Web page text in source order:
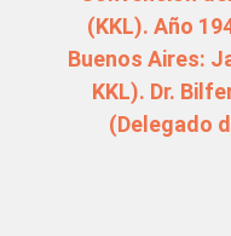
(KKL). Año
Buenos Aires:
KKL). Dr.
(Delegado